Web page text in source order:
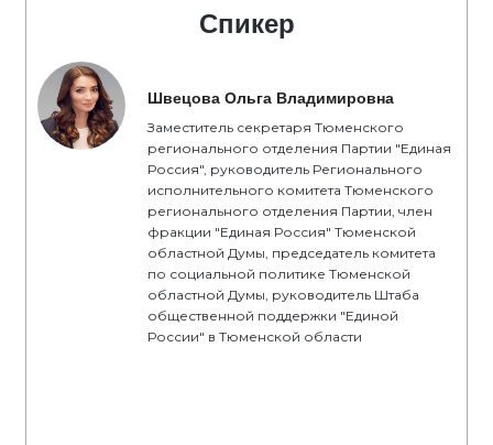
Спикер
Швецова Ольга Владимировна
Заместитель секретаря Тюменского
регионального отделения Партии "Единая
Россия", руководитель Регионального
исполнительного комитета Тюменского
регионального отделения Партии, член
фракции "Единая Россия" Тюменской
областной Думы, председатель комитета
по социальной политике Тюменской
областной Думы, руководитель Штаба
общественной поддержки "Единой
России" в Тюменской области